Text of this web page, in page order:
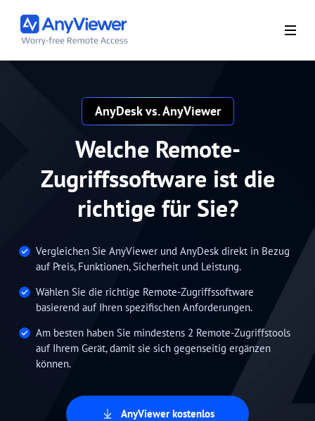
AnyDesk vs. AnyViewer
Welche Remote-
Zugriffssoftware ist die
richtige für Sie?
Vergleichen Sie AnyViewer und AnyDesk direkt in Bezug
auf Preis, Funktionen, Sicherheit und Leistung.
Wählen Sie die richtige Remote-Zugriffssoftware
basierend auf Ihren spezifischen Anforderungen.
Am besten haben Sie mindestens 2 Remote-Zugriffstools
auf Ihrem Gerät, damit sie sich gegenseitig ergänzen
können.
AnyViewer kostenlos